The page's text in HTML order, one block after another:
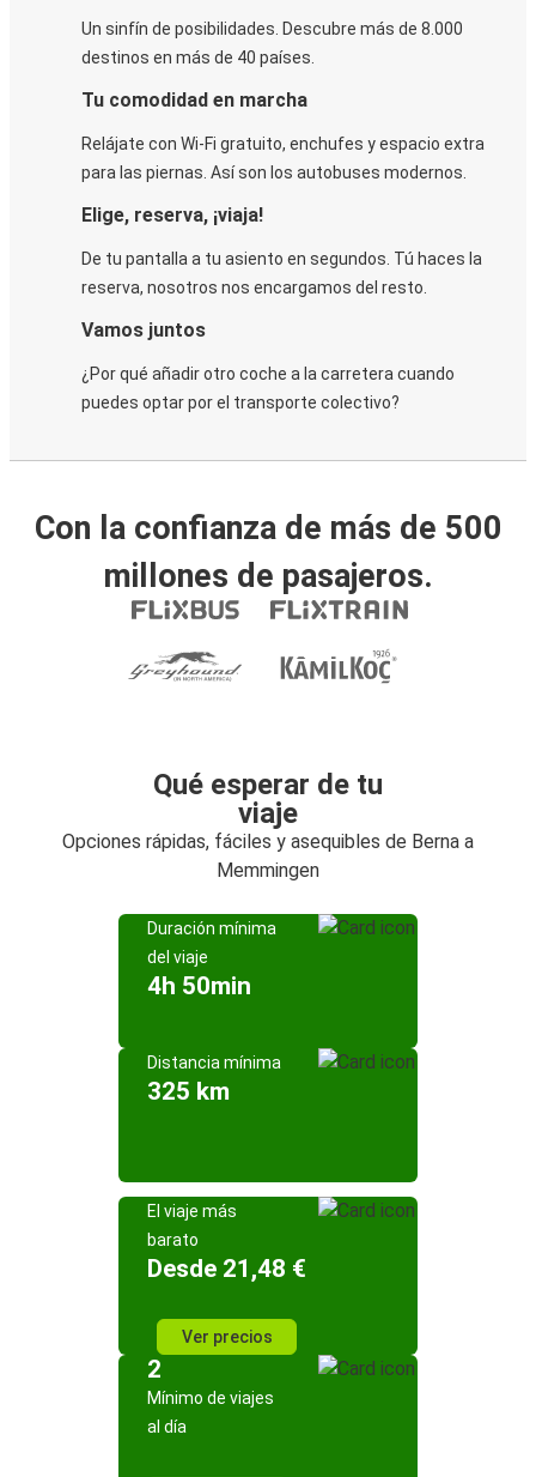
Un sinfín de posibilidades. Descubre más de 8.000
destinos en más de 40 países.
Tu comodidad en marcha
Relájate con Wi-Fi gratuito, enchufes y espacio extra
para las piernas. Así son los autobuses modernos.
Elige, reserva, ¡viaja!
De tu pantalla a tu asiento en segundos. Tú haces la
reserva, nosotros nos encargamos del resto.
Vamos juntos
¿Por qué añadir otro coche a la carretera cuando
puedes optar por el transporte colectivo?
Con la confianza de más de 500
millones de pasajeros.
Qué esperar de tu
viaje
Opciones rápidas, fáciles y asequibles de Berna a
Memmingen
Duración mínima
del viaje
4h 50min
Distancia mínima
325 km
El viaje más
barato
Desde 21,48 €
Ver precios
2
Mínimo de viajes
al día